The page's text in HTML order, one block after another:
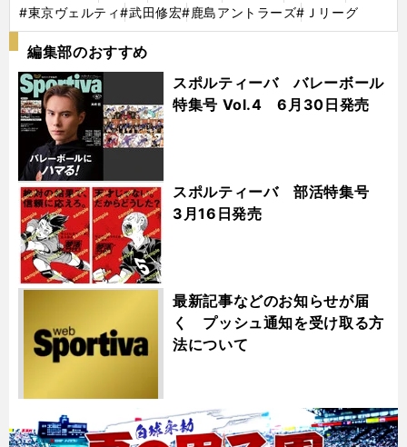
#東京ヴェルティ#武田修宏#鹿島アントラーズ#Ｊリーグ
編集部のおすすめ
スポルティーバ バレーボール
特集号 Vol.4 6月30日発売
スポルティーバ 部活特集号
3月16日発売
最新記事などのお知らせが届
く プッシュ通知を受け取る方
法について